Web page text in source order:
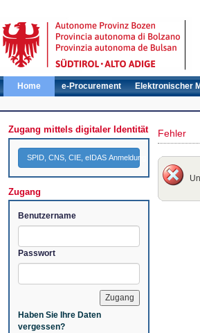
Home e-Procurement Elektronischer
Zugang mittels digitaler Identität
SPID, CNS, CIE, eIDAS Anmeldung
Zugang
Benutzername
Passwort
Haben Sie Ihre Daten
vergessen?
Fehler